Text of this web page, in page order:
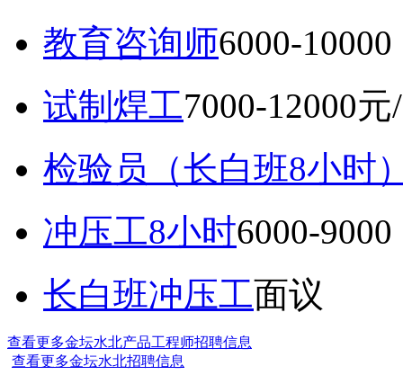
教育咨询师6000-
试制焊工7000-12000元
检验员（长白班8小时
冲压工8小时6000-
长白班冲压工面议
查看更多金坛水北产品工程师招聘信息
查看更多金坛水北招聘信息